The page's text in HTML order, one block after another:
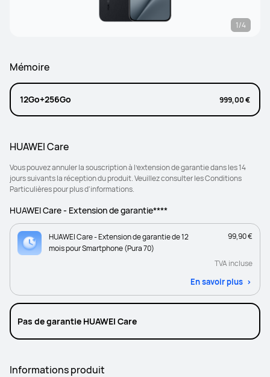
1/4
Mémoire
12Go+256Go 999,00 €
HUAWEI Care
Vous pouvez annuler la souscription à l’extension de garantie dans les 14
jours suivants la réception du produit. Veuillez consulter les Conditions
Particulières pour plus d'informations.
HUAWEI Care - Extension de garantie****
HUAWEI Care - Extension de garantie de 12
mois pour Smartphone (Pura 70)
99,90 €
TVA incluse
En savoir plus
Pas de garantie HUAWEI Care
Informations produit